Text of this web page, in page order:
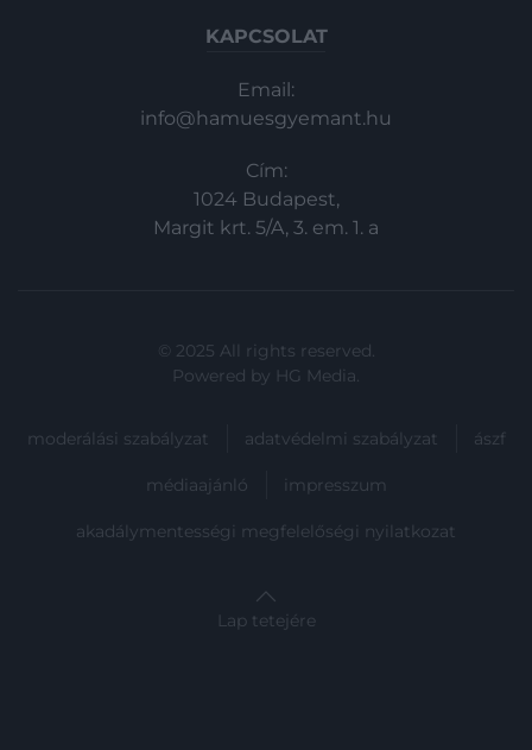
KAPCSOLAT
Email:
info@hamuesgyemant.hu
Cím:
1024 Budapest,
Margit krt. 5/A, 3. em. 1. a
© 2025 All rights reserved.
Powered by HG Media.
moderálási szabályzat adatvédelmi szabályzat ászf
médiaajánló impresszum
akadálymentességi megfelelőségi nyilatkozat
Lap tetejére